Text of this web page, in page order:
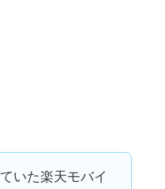
いた楽天モバイ